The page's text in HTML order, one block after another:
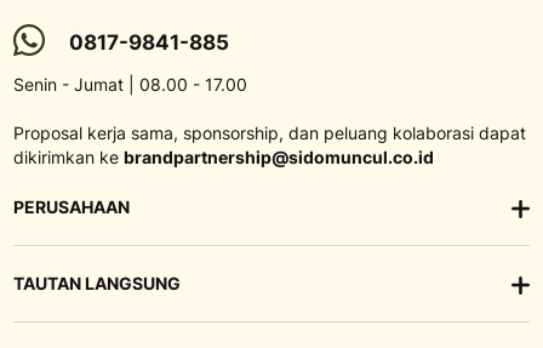
0817-9841-885
Senin - Jumat | 08.00 - 17.00
Proposal kerja sama, sponsorship, dan peluang kolaborasi dapat
dikirimkan ke brandpartnership@sidomuncul.co.id
PERUSAHAAN
TAUTAN LANGSUNG